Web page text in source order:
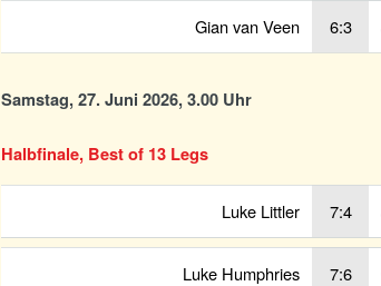
Gian van Veen 6:3
Samstag, 27. Juni 2026, 3.00 Uhr
Halbfinale, Best of 13 Legs
Luke Littler 7:4
Luke Humphries 7:6